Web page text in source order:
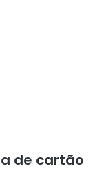
de cartão